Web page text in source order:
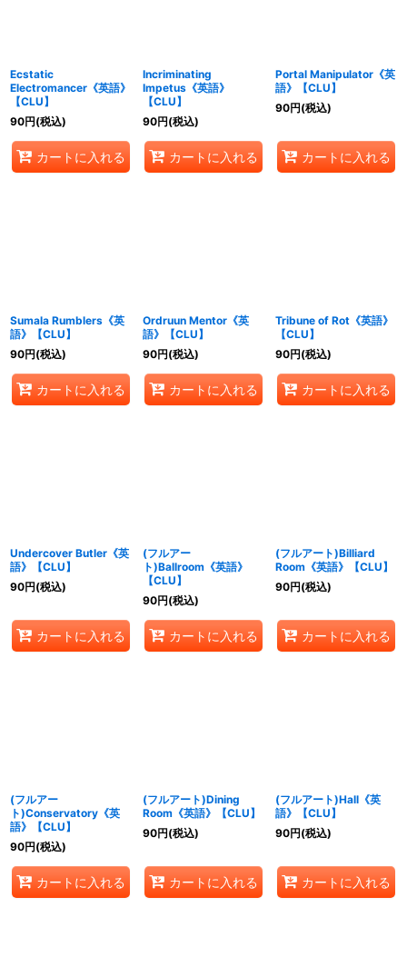
Ecstatic
Electromancer《英語》
【CLU】
90円(税込)
カートに入れる
Incriminating
Impetus《英語》
【CLU】
90円(税込)
カートに入れる
Portal Manipulator《英
語》【CLU】
90円(税込)
カートに入れる
Sumala Rumblers《英
語》【CLU】
90円(税込)
カートに入れる
Ordruun Mentor《英
語》【CLU】
90円(税込)
カートに入れる
Tribune of Rot《英語》
【CLU】
90円(税込)
カートに入れる
Undercover Butler《英
語》【CLU】
90円(税込)
カートに入れる
(フルアー
ト)Ballroom《英語》
【CLU】
90円(税込)
カートに入れる
(フルアート)Billiard
Room《英語》【CLU】
90円(税込)
カートに入れる
(フルアー
ト)Conservatory《英
語》【CLU】
90円(税込)
カートに入れる
(フルアート)Dining
Room《英語》【CLU】
90円(税込)
カートに入れる
(フルアート)Hall《英
語》【CLU】
90円(税込)
カートに入れる